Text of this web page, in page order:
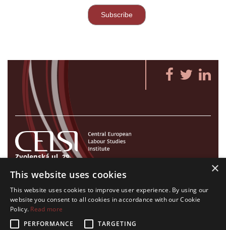
Zvolenská ul. 29
821 09 Bratislava, Slovenská republika
Tel./Fax:+421 2 207 35 767
E-mail: info@celsi.sk
×
This website uses cookies
This website uses cookies to improve user experience. By using our
website you consent to all cookies in accordance with our Cookie
Policy. Read more
PERFORMANCE
TARGETING